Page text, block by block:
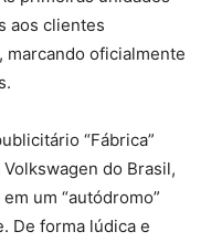
aos clientes
marcando oficialmente
“Fábrica”
do Brasil,
um “autódromo”
De forma lúdica e